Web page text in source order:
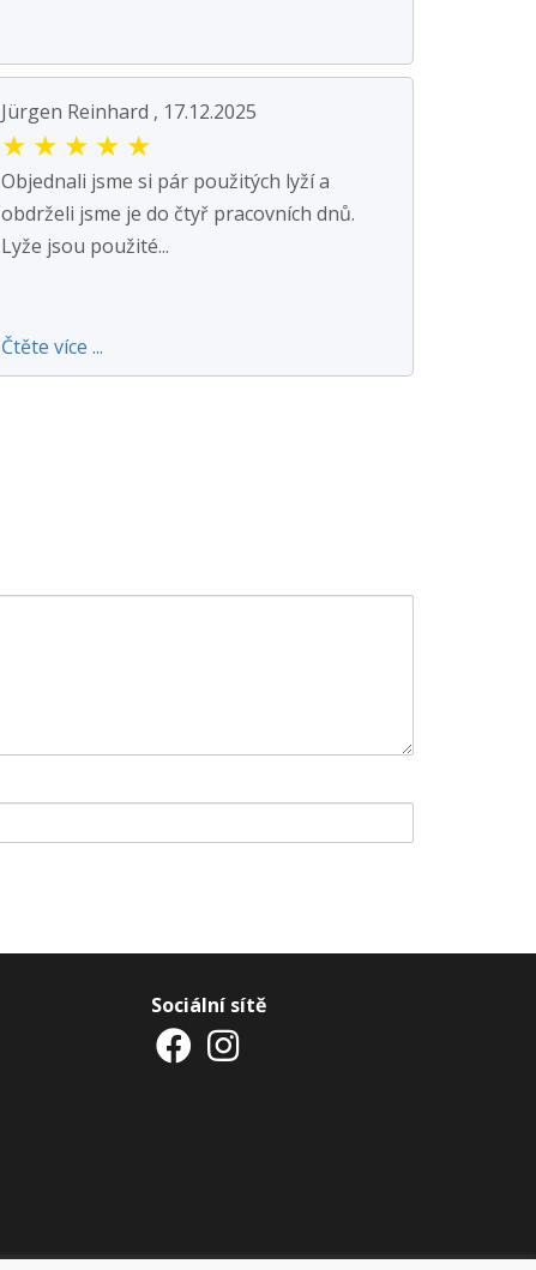
Jürgen Reinhard , 17.12.2025
★ ★ ★ ★ ★
Objednali jsme si pár použitých lyží a
obdrželi jsme je do čtyř pracovních dnů.
Lyže jsou použité...
Čtěte více ...
Sociální sítě